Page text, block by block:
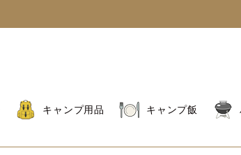
キャンプ用品 キャンプ飯